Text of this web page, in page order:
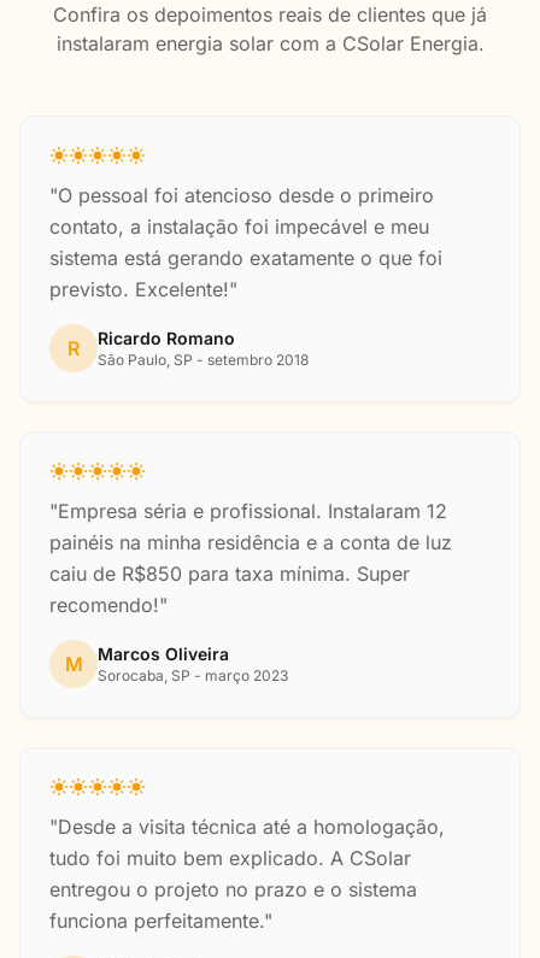
Confira os depoimentos reais de clientes que já
instalaram energia solar com a CSolar Energia.
"O pessoal foi atencioso desde o primeiro
contato, a instalação foi impecável e meu
sistema está gerando exatamente o que foi
previsto. Excelente!"
R Ricardo Romano
São Paulo, SP - setembro 2018
"Empresa séria e profissional. Instalaram 12
painéis na minha residência e a conta de luz
caiu de R$850 para taxa mínima. Super
recomendo!"
M Marcos Oliveira
Sorocaba, SP - março 2023
"Desde a visita técnica até a homologação,
tudo foi muito bem explicado. A CSolar
entregou o projeto no prazo e o sistema
funciona perfeitamente."